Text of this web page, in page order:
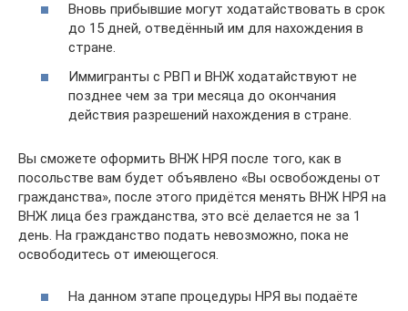
Вновь прибывшие могут ходатайствовать в срок
до 15 дней, отведённый им для нахождения в
стране.
Иммигранты с РВП и ВНЖ ходатайствуют не
позднее чем за три месяца до окончания
действия разрешений нахождения в стране.
Вы сможете оформить ВНЖ НРЯ после того, как в
посольстве вам будет объявлено «Вы освобождены от
гражданства», после этого придётся менять ВНЖ НРЯ на
ВНЖ лица без гражданства, это всё делается не за 1
день. На гражданство подать невозможно, пока не
освободитесь от имеющегося.
На данном этапе процедуры НРЯ вы подаёте